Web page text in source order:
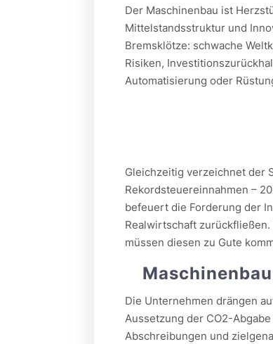
Der Maschinenbau ist
Mittelstandsstruktur und
Bremsklötze: schwache
Risiken,
Automatisierung oder
Gleichzeitig verzeichnet der
Rekordsteuereinnahmen –
befeuert die Forderung der
Realwirtschaft
müssen diesen zu Gute
Die Unternehmen drängen
Aussetzung der CO2-
Abschreibungen und